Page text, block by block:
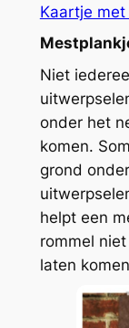
Kaartje
Niet
onder het
komen.
grond
helpt een
rommel
laten